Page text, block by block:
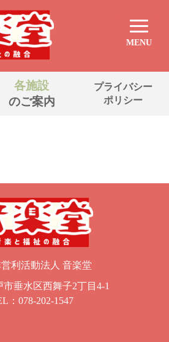
MENU
各施設
のご案内
プライバシー
ポリシー
利活動法人 音楽堂
垂水区西舞子2丁目4-1
： 078-202-1547